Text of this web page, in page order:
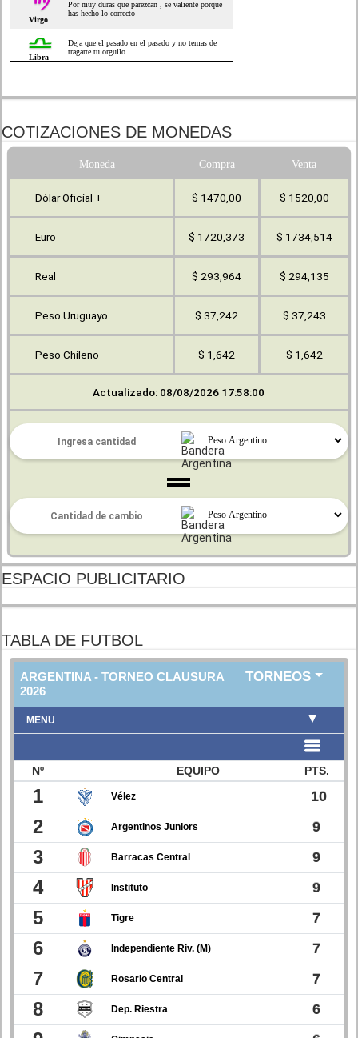
COTIZACIONES DE MONEDAS
Moneda Compra Venta
Dólar Oficial + $ 1470,00 $ 1520,00
Euro $ 1720,373 $ 1734,514
Real $ 293,964 $ 294,135
Peso Uruguayo $ 37,242 $ 37,243
Peso Chileno $ 1,642 $ 1,642
Actualizado: 08/08/2026 17:58:00
ESPACIO PUBLICITARIO
TABLA DE FUTBOL